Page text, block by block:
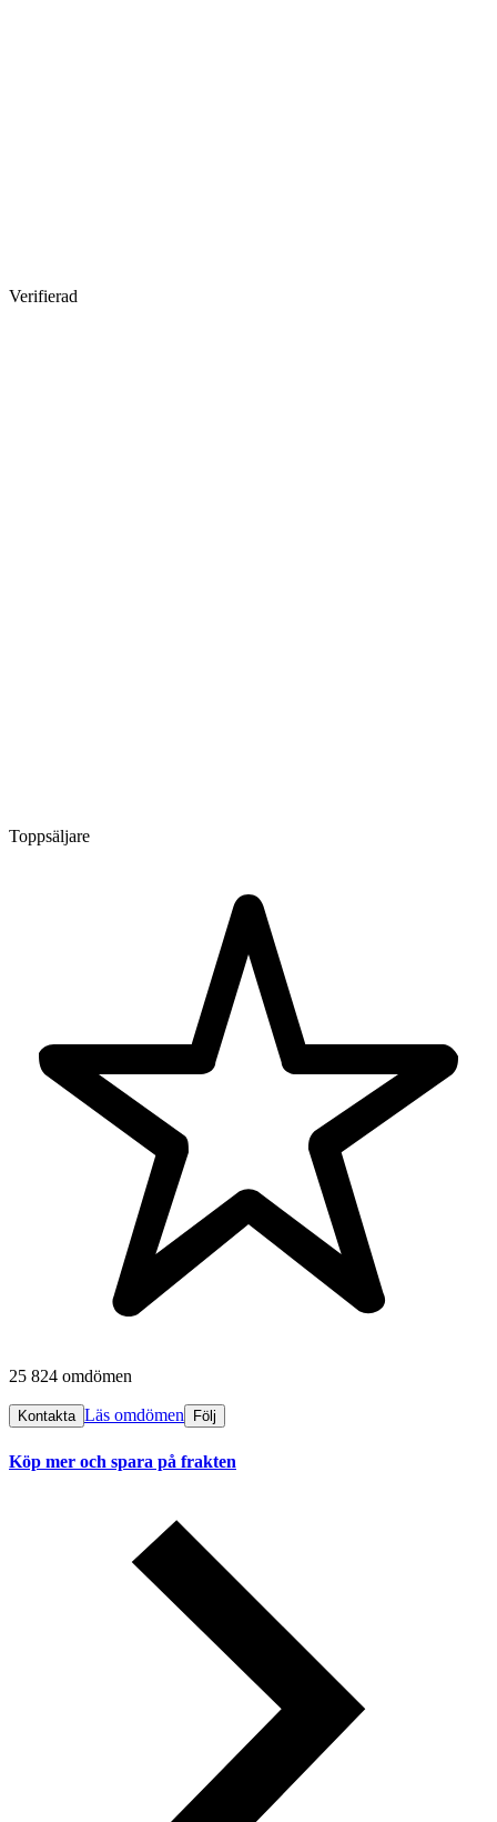
Verifierad
Toppsäljare
25 824 omdömen
Kontakta Läs omdömen Följ
Köp mer och spara på frakten